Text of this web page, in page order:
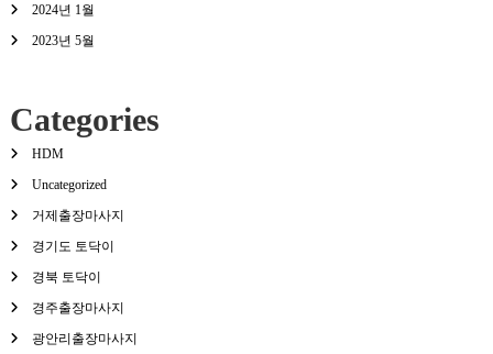
2024년 1월
2023년 5월
Categories
HDM
Uncategorized
거제출장마사지
경기도 토닥이
경북 토닥이
경주출장마사지
광안리출장마사지